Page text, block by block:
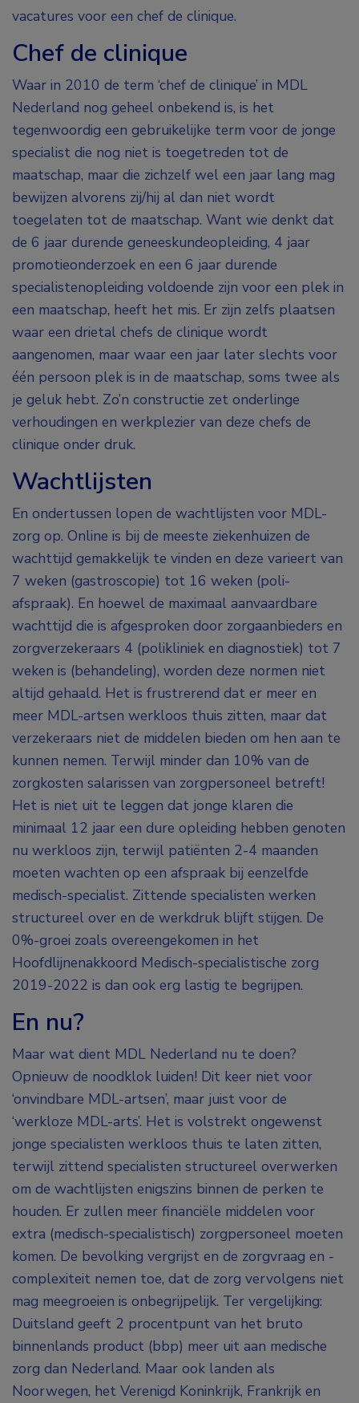
vacatures voor een chef de clinique.
Chef de clinique
Waar in 2010 de term ‘chef de clinique’ in MDL
Nederland nog geheel onbekend is, is het
tegenwoordig een gebruikelijke term voor de jonge
specialist die nog niet is toegetreden tot de
maatschap, maar die zichzelf wel een jaar lang mag
bewijzen alvorens zij/hij al dan niet wordt
toegelaten tot de maatschap. Want wie denkt dat
de 6 jaar durende geneeskundeopleiding, 4 jaar
promotieonderzoek en een 6 jaar durende
specialistenopleiding voldoende zijn voor een plek in
een maatschap, heeft het mis. Er zijn zelfs plaatsen
waar een drietal chefs de clinique wordt
aangenomen, maar waar een jaar later slechts voor
één persoon plek is in de maatschap, soms twee als
je geluk hebt. Zo’n constructie zet onderlinge
verhoudingen en werkplezier van deze chefs de
clinique onder druk.
Wachtlijsten
En ondertussen lopen de wachtlijsten voor MDL-
zorg op. Online is bij de meeste ziekenhuizen de
wachttijd gemakkelijk te vinden en deze varieert van
7 weken (gastroscopie) tot 16 weken (poli-
afspraak). En hoewel de maximaal aanvaardbare
wachttijd die is afgesproken door zorgaanbieders en
zorgverzekeraars 4 (polikliniek en diagnostiek) tot 7
weken is (behandeling), worden deze normen niet
altijd gehaald. Het is frustrerend dat er meer en
meer MDL-artsen werkloos thuis zitten, maar dat
verzekeraars niet de middelen bieden om hen aan te
kunnen nemen. Terwijl minder dan 10% van de
zorgkosten salarissen van zorgpersoneel betreft!
Het is niet uit te leggen dat jonge klaren die
minimaal 12 jaar een dure opleiding hebben genoten
nu werkloos zijn, terwijl patiënten 2-4 maanden
moeten wachten op een afspraak bij eenzelfde
medisch-specialist. Zittende specialisten werken
structureel over en de werkdruk blijft stijgen. De
0%-groei zoals overeengekomen in het
Hoofdlijnenakkoord Medisch-specialistische zorg
2019-2022 is dan ook erg lastig te begrijpen.
En nu?
Maar wat dient MDL Nederland nu te doen?
Opnieuw de noodklok luiden! Dit keer niet voor
‘onvindbare MDL-artsen’, maar juist voor de
‘werkloze MDL-arts’. Het is volstrekt ongewenst
jonge specialisten werkloos thuis te laten zitten,
terwijl zittend specialisten structureel overwerken
om de wachtlijsten enigszins binnen de perken te
houden. Er zullen meer financiële middelen voor
extra (medisch-specialistisch) zorgpersoneel moeten
komen. De bevolking vergrijst en de zorgvraag en -
complexiteit nemen toe, dat de zorg vervolgens niet
mag meegroeien is onbegrijpelijk. Ter vergelijking:
Duitsland geeft 2 procentpunt van het bruto
binnenlands product (bbp) meer uit aan medische
zorg dan Nederland. Maar ook landen als
Noorwegen, het Verenigd Koninkrijk, Frankrijk en